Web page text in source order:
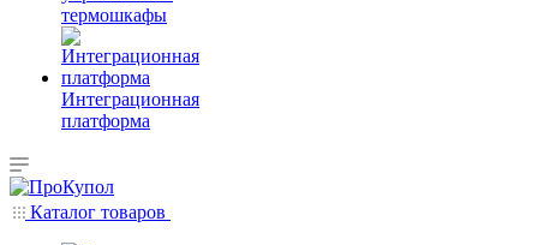
термошкафы
Интеграционная
платформа
Каталог товаров